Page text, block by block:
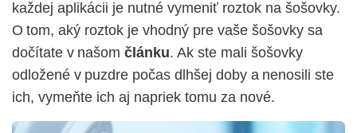
každej aplikácii je nutné vymeniť roztok na šošovky.
O tom, aký roztok je vhodný pre vaše šošovky sa
dočítate v našom článku. Ak ste mali šošovky
odložené v puzdre počas dlhšej doby a nenosili ste
ich, vymeňte ich aj napriek tomu za nové.